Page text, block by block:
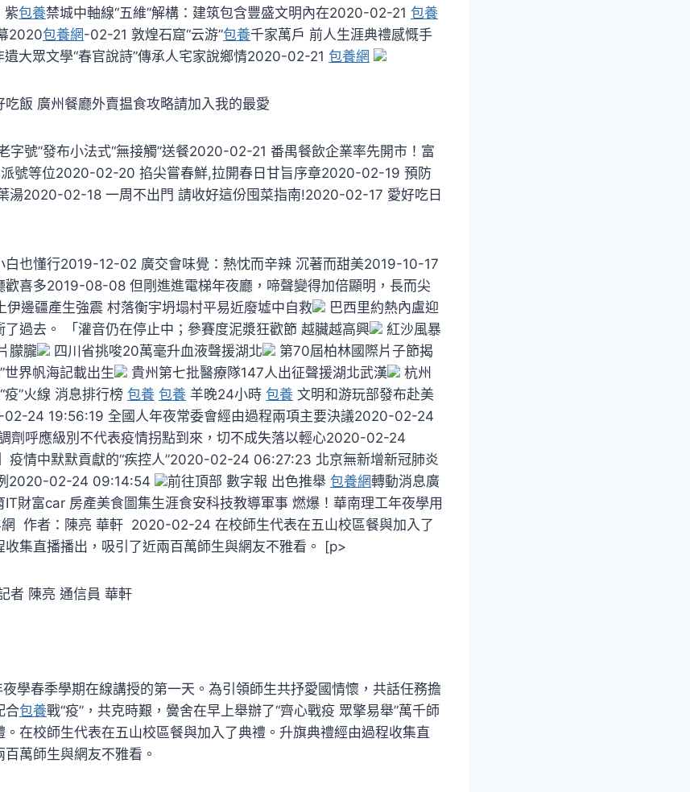
紫包養禁城中軸線“五維”解構：建筑包含豐盛文明內在2020-02-21 包養
2020包養網-02-21 敦煌石窟“云游”包養千家萬戶 前人生涯典禮感慨手
大眾文學“春官說詩”傳承人宅家說鄉情2020-02-21 包養網
飯 廣州餐廳外賣揾食攻略請加入我的最愛
字號”發布小法式“無接觸”送餐2020-02-21 番禺餐飲企業率先開市！富
號等位2020-02-20 掐尖嘗春鮮,拉開春日甘旨序章2020-02-19 預防
湯2020-02-18 一周不出門 請收好這份囤菜指南!2020-02-17 愛好吃日
也懂行2019-12-02 廣交會味覺：熱忱而辛辣 沉著而甜美2019-10-17
歡喜多2019-08-08 但剛進進電梯年夜廳，啼聲變得加倍顯明，長而尖
伊邊疆產生強震 村落衡宇坍塌村平易近廢墟中自救
巴西里約熱內盧迎
了過去。 「灌音仍在停止中；參賽度泥漿狂歡節 越臟越高興
紅沙風暴
朦朧
四川省挑唆20萬毫升血液聲援湖北
第70屆柏林國際片子節揭
世界帆海記載出生 貴州第七批醫療隊147人出征聲援湖北武漢
杭州
”火線 消息排行榜 包養 包養 羊晚24小時 包養 文明和游玩部發布赴美
02-24 19:56:19 全國人年夜常委會經由過程兩項主要決議2020-02-24
劑呼應級別不代表疫情拐點到來，切不成失落以輕心2020-02-24
疫情中默默貢獻的“疾控人”2020-02-24 06:27:23 北京無新增新冠肺炎
2020-02-24 09:14:54
前往頂部 數字報 出色推舉 包養網轉動消息廣
IT財富car 房產美食圖集生涯食安科技教導軍事 燃爆！華南理工年夜學用
網 作者：陳亮 華軒 2020-02-24 在校師生代表在五山校區餐與加入了
集直播播出，吸引了近兩百萬師生與網友不雅看。 [p>
者 陳亮 通信員 華軒
學春季學期在線講授的第一天。為引領師生共抒愛國情懷，共話任務擔
合包養戰“疫”，共克時艱，黌舍在早上舉辦了“齊心戰疫 眾擎易舉”萬千師
。在校師生代表在五山校區餐與加入了典禮。升旗典禮經由過程收集直
萬師生與網友不雅看。